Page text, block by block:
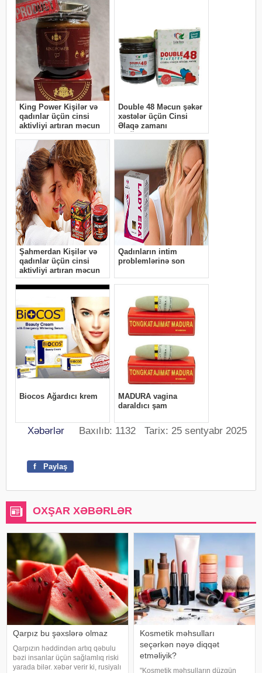
Xəbərlər Baxılıb: 1132 Tarix: 25 sentyabr 2025
f Paylaş
OXŞAR XƏBƏRLƏR
Qarpız bu şəxslərə olmaz
Qarpızın həddindən artıq qəbulu
bəzi insanlar üçün sağlamlıq riski
yarada bilər. xəbər verir ki, rusiyalı
Kosmetik məhsulları
seçərkən nəyə diqqət
etməliyik?
"Kosmetik məhsulların düzgün